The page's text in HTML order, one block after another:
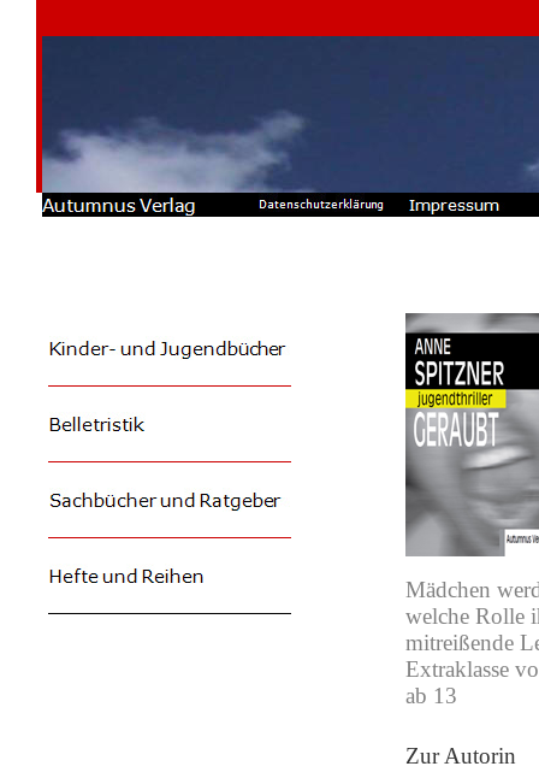
Mädchen
welche Rolle
mitreißende
Extraklasse
ab 13
Zur Autorin